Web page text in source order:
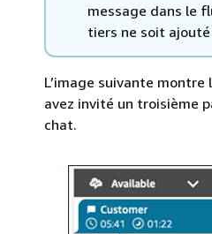
message dans le
tiers ne soit ajouté
L’image suivante montre
avez invité un troisième
chat.